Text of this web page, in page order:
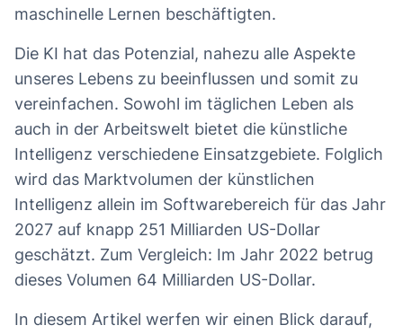
maschinelle Lernen beschäftigten.
Die KI hat das Potenzial, nahezu alle Aspekte
unseres Lebens zu beeinflussen und somit zu
vereinfachen. Sowohl im täglichen Leben als
auch in der Arbeitswelt bietet die künstliche
Intelligenz verschiedene Einsatzgebiete. Folglich
wird das Marktvolumen der künstlichen
Intelligenz allein im Softwarebereich für das Jahr
2027 auf knapp 251 Milliarden US-Dollar
geschätzt. Zum Vergleich: Im Jahr 2022 betrug
dieses Volumen 64 Milliarden US-Dollar.
In diesem Artikel werfen wir einen Blick darauf,